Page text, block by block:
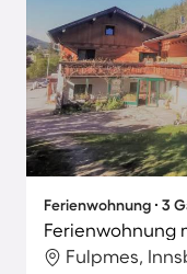
Ferienwohnung ∙ 3
Ferienwohnung
Fulpmes,